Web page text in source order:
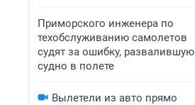
Приморского инженера по
техобслуживанию самолетов
судят за ошибку, развалившую
судно в полете
Вылетели из авто прямо